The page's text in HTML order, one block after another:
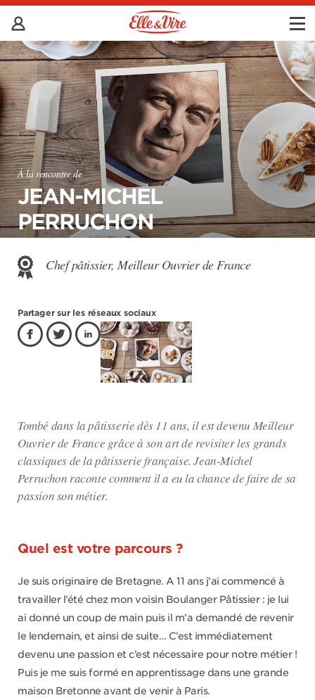
À la rencontre de
JEAN-MICHEL
PERRUCHON
Chef pâtissier, Meilleur Ouvrier de France
Partager sur les réseaux sociaux
Tombé dans la pâtisserie dès 11 ans, il est devenu Meilleur
Ouvrier de France grâce à son art de revisiter les grands
classiques de la pâtisserie française. Jean-Michel
Perruchon raconte comment il a eu la chance de faire de sa
passion son métier.
Quel est votre parcours ?
Je suis originaire de Bretagne. A 11 ans j’ai commencé à
travailler l’été chez mon voisin Boulanger Pâtissier : je lui
ai donné un coup de main puis il m’a demandé de revenir
le lendemain, et ainsi de suite… C’est immédiatement
devenu une passion et c’est nécessaire pour notre métier !
Puis je me suis formé en apprentissage dans une grande
maison Bretonne avant de venir à Paris.